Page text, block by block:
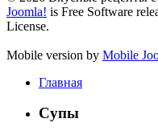
Joomla! is Free Software
License.
Mobile version by Mobile
Главная
Супы